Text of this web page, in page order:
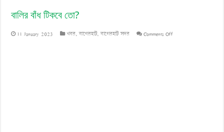
বালির বাঁধ টিকবে তো?
11 January 2023 খবর,বাগেরহাট,বাগেরহাট সদর Comments Offon